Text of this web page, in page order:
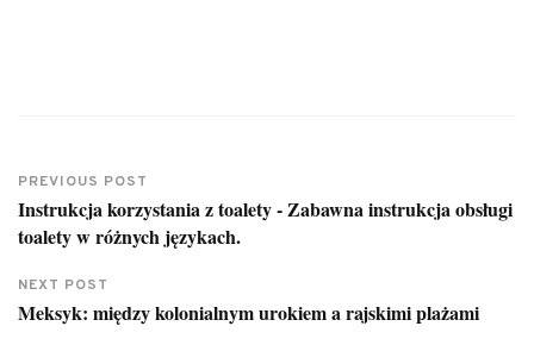
PREVIOUS POST
Instrukcja korzystania z toalety - Zabawna instrukcja obsługi
toalety w różnych językach.
NEXT POST
Meksyk: między kolonialnym urokiem a rajskimi plażami